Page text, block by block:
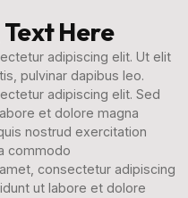
Here
adipiscing elit. Ut elit
pulvinar dapibus leo.
adipiscing elit. Sed
et dolore magna
nostrud exercitation
commodo
consectetur adipiscing
ut labore et dolore